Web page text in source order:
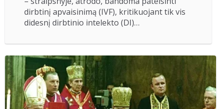
dirbtinį apvaisinimą (IVF), kritikuojant tik vis
didesnį dirbtinio intelekto (DI)…